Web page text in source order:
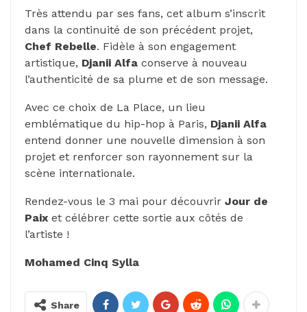
Très attendu par ses fans, cet album s’inscrit
dans la continuité de son précédent projet,
Chef Rebelle. Fidèle à son engagement
artistique, Djanii Alfa conserve à nouveau
l’authenticité de sa plume et de son message.
Avec ce choix de La Place, un lieu
emblématique du hip-hop à Paris, Djanii Alfa
entend donner une nouvelle dimension à son
projet et renforcer son rayonnement sur la
scène internationale.
Rendez-vous le 3 mai pour découvrir Jour de
Paix et célébrer cette sortie aux côtés de
l’artiste !
Mohamed Cinq Sylla
Share